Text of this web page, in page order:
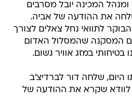
המכינה יובל מסרבים
את ההודעה של אביה.
הבוקר לתוואי נחל צאלים לצורך
עם המסקנה שהמסלול האדום
בטיחותי במזג אוויר גשום.
של אותו היום, שלחה דור לברדיצ'ב
שקרא את ההודעה של